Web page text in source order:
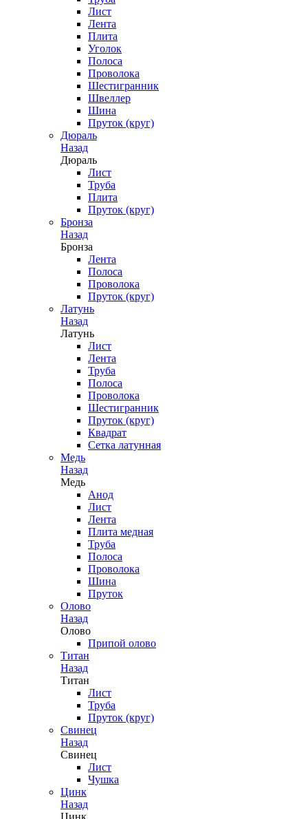
Лист
Лента
Плита
Уголок
Полоса
Проволока
Шестигранник
Швеллер
Шина
Пруток (круг)
Дюраль
Назад
Дюраль
Лист
Труба
Плита
Пруток (круг)
Бронза
Назад
Бронза
Лента
Полоса
Проволока
Пруток (круг)
Латунь
Назад
Латунь
Лист
Лента
Труба
Полоса
Проволока
Шестигранник
Пруток (круг)
Квадрат
Сетка латунная
Медь
Назад
Медь
Анод
Лист
Лента
Плита медная
Труба
Полоса
Проволока
Шина
Пруток
Олово
Назад
Олово
Припой олово
Титан
Назад
Титан
Лист
Труба
Пруток (круг)
Свинец
Назад
Свинец
Лист
Чушка
Цинк
Назад
Цинк